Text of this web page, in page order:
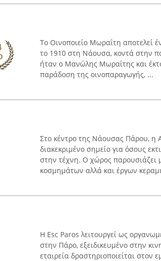
Το Οινοποιείο Μωραΐτη αποτελεί
το 1910 στη Νάουσα, κοντά στην
ήταν ο Μανώλης Μωραΐτης και
παράδοση της οινοπαραγωγής, ...
Στο κέντρο της Νάουσας Πάρου, η
διακεκριμένο σημείο για όσους
στην τέχνη. Ο χώρος παρουσιάζει
κοσμημάτων αλλά και έργων
Η Esc Paros λειτουργεί ως
στην Πάρο, εξειδικευμένο στην
εταιρεία δραστηριοποιείται στον